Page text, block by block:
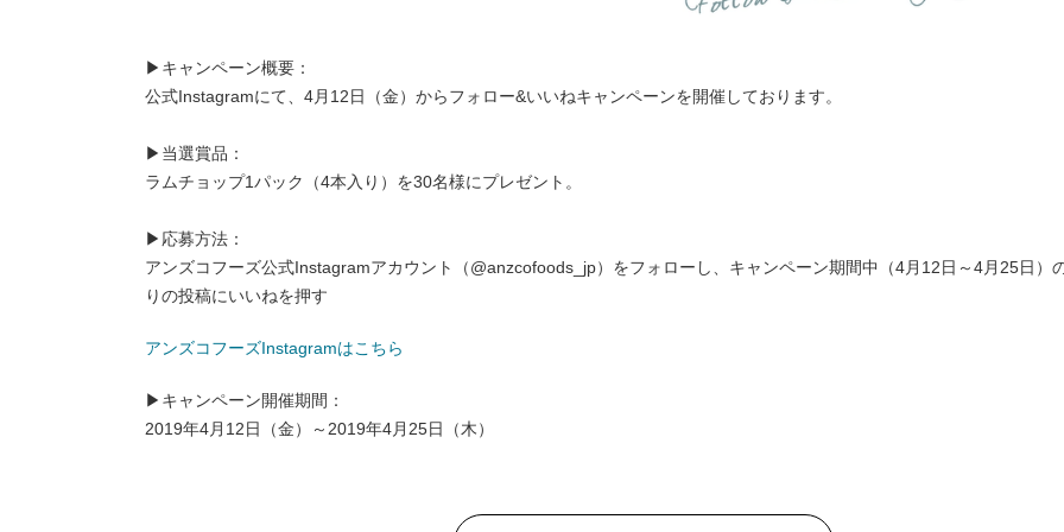
▶キャンペーン概要：
公式Instagramにて、4月12日（金）からフォロー&いいねキャンペーンを開催しております。
▶当選賞品：
ラムチョップ1パック（4本入り）を30名様にプレゼント。
▶応募方法：
アンズコフーズ公式Instagramアカウント（@anzcofoods_jp）をフォローし、キャンペーン期間中（4月12日～4月25日）
りの投稿にいいねを押す
アンズコフーズInstagramはこちら
▶キャンペーン開催期間：
2019年4月12日（金）～2019年4月25日（木）